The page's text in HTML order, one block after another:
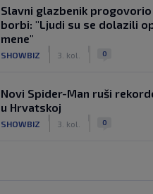
Slavni glazbenik
borbi: "Ljudi su se dolazili
mene"
SHOWBIZ 3. kol. 0
Novi Spider-Man ruši
u Hrvatskoj
SHOWBIZ 3. kol. 0